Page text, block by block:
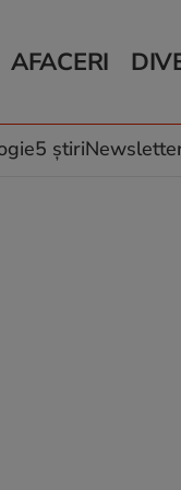
AFACERI
Auto
Locuri de muncă
5 știri